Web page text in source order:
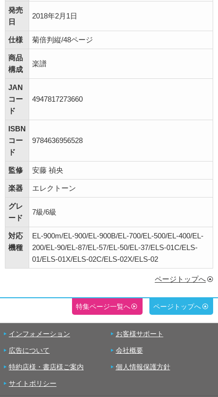
発売
日
2018年2月1日
仕様 菊倍判縦/48ページ
商品
構成
楽譜
JAN
コー
ド
4947817273660
ISBN
コー
ド
9784636956528
監修 安藤 禎央
楽器 エレクトーン
グレ
ード
7級/6級
対応
機種
EL-900m/EL-900/EL-900B/EL-700/EL-500/EL-400/EL-
200/EL-90/EL-87/EL-57/EL-50/EL-37/ELS-01C/ELS-
01/ELS-01X/ELS-02C/ELS-02X/ELS-02
ページトップへ
特集ページ一覧へ ページトップへ
インフォメーション お客様サポート
広告について 会社概要
特約店様・書店様ご案内 個人情報保護方針
サイトポリシー